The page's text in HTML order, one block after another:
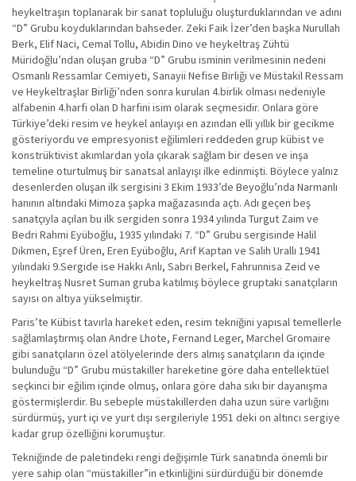
heykeltraşın toplanarak bir sanat topluluğu oluşturduklarından ve adını
“D” Grubu koyduklarından bahseder. Zeki Faik İzer’den başka Nurullah
Berk, Elif Naci, Cemal Tollu, Abidin Dino ve heykeltraş Zühtü
Müridoğlu’ndan oluşan gruba “D” Grubu isminin verilmesinin nedeni
Osmanlı Ressamlar Cemiyeti, Sanayii Nefise Birliği ve Müstakil Ressam
ve Heykeltraşlar Birliği’nden sonra kurulan 4.birlik olması nedeniyle
alfabenin 4.harfi olan D harfini isim olarak seçmesidir. Onlara göre
Türkiye’deki resim ve heykel anlayışı en azından elli yıllık bir gecikme
gösteriyordu ve empresyonist eğilimleri reddeden grup kübist ve
konstrüktivist akımlardan yola çıkarak sağlam bir desen ve inşa
temeline oturtulmuş bir sanatsal anlayışı ilke edinmişti. Böylece yalnız
desenlerden oluşan ilk sergisini 3 Ekim 1933’de Beyoğlu’nda Narmanlı
hanının altındaki Mimoza şapka mağazasında açtı. Adı geçen beş
sanatçıyla açılan bu ilk sergiden sonra 1934 yılında Turgut Zaim ve
Bedri Rahmi Eyüboğlu, 1935 yılındaki 7. “D” Grubu sergisinde Halil
Dikmen, Eşref Üren, Eren Eyüboğlu, Arif Kaptan ve Salih Urallı 1941
yılındaki 9.Sergide ise Hakkı Anlı, Sabri Berkel, Fahrunnisa Zeid ve
heykeltraş Nusret Suman gruba katılmış böylece gruptaki sanatçıların
sayısı on altıya yükselmiştir.
Paris’te Kübist tavırla hareket eden, resim tekniğini yapısal temellerle
sağlamlaştırmış olan Andre Lhote, Fernand Leger, Marchel Gromaire
gibi sanatçıların özel atölyelerinde ders almış sanatçıların da içinde
bulunduğu “D” Grubu müstakiller hareketine göre daha entellektüel
seçkinci bir eğilim içinde olmuş, onlara göre daha sıkı bir dayanışma
göstermişlerdir. Bu sebeple müstakillerden daha uzun süre varlığını
sürdürmüş, yurt içi ve yurt dışı sergileriyle 1951 deki on altıncı sergiye
kadar grup özelliğini korumuştur.
Tekniğinde de paletindeki rengi değişimle Türk sanatında önemli bir
yere sahip olan “müstakiller”in etkinliğini sürdürdüğü bir dönemde